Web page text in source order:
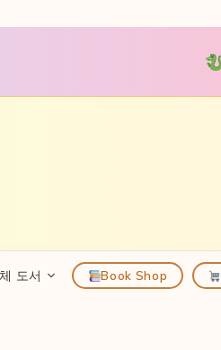
도서 Book Shop